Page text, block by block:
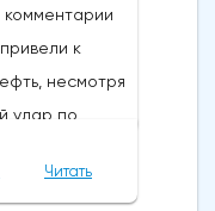
Читать